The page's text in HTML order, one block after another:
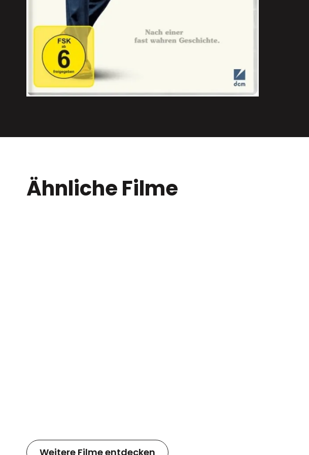
Ähnliche Filme
Weitere Filme entdecken